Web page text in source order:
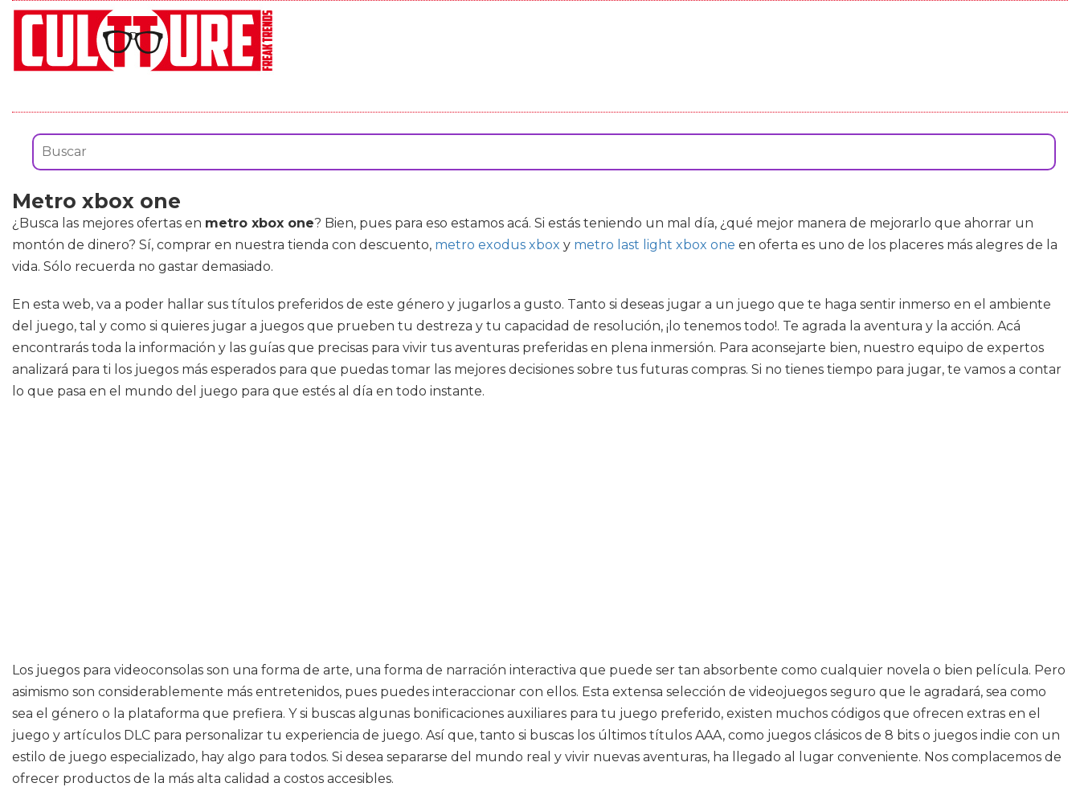
Metro xbox one
¿Busca las mejores ofertas en metro xbox one? Bien, pues para eso estamos acá. Si estás teniendo un mal día, ¿qué mejor manera de mejorarlo que ahorrar un
montón de dinero? Sí, comprar en nuestra tienda con descuento, metro exodus xbox y metro last light xbox one en oferta es uno de los placeres más alegres de la
vida. Sólo recuerda no gastar demasiado.
En esta web, va a poder hallar sus títulos preferidos de este género y jugarlos a gusto. Tanto si deseas jugar a un juego que te haga sentir inmerso en el ambiente
del juego, tal y como si quieres jugar a juegos que prueben tu destreza y tu capacidad de resolución, ¡lo tenemos todo!. Te agrada la aventura y la acción. Acá
encontrarás toda la información y las guías que precisas para vivir tus aventuras preferidas en plena inmersión. Para aconsejarte bien, nuestro equipo de expertos
analizará para ti los juegos más esperados para que puedas tomar las mejores decisiones sobre tus futuras compras. Si no tienes tiempo para jugar, te vamos a contar
lo que pasa en el mundo del juego para que estés al día en todo instante.
Los juegos para videoconsolas son una forma de arte, una forma de narración interactiva que puede ser tan absorbente como cualquier novela o bien película. Pero
asimismo son considerablemente más entretenidos, pues puedes interaccionar con ellos. Esta extensa selección de videojuegos seguro que le agradará, sea como
sea el género o la plataforma que prefiera. Y si buscas algunas bonificaciones auxiliares para tu juego preferido, existen muchos códigos que ofrecen extras en el
juego y artículos DLC para personalizar tu experiencia de juego. Así que, tanto si buscas los últimos títulos AAA, como juegos clásicos de 8 bits o juegos indie con un
estilo de juego especializado, hay algo para todos. Si desea separarse del mundo real y vivir nuevas aventuras, ha llegado al lugar conveniente. Nos complacemos de
ofrecer productos de la más alta calidad a costos accesibles.